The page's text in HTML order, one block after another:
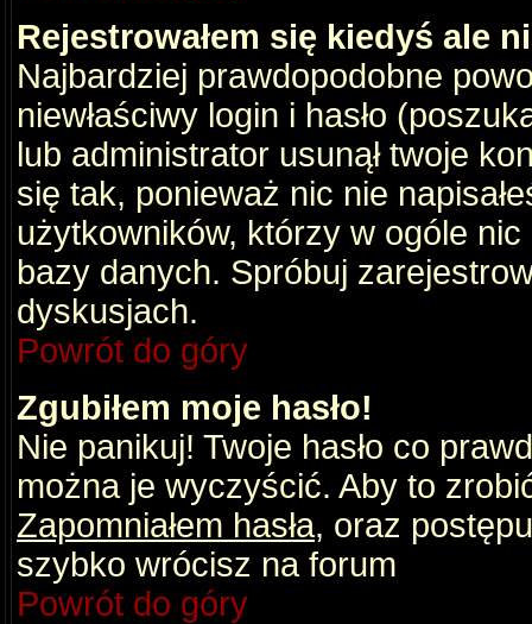
Rejestrowałem się kiedyś ale
Najbardziej prawdopodobne
niewłaściwy login i hasło
lub administrator usunął twoje
się tak, ponieważ nic nie
użytkowników, którzy w ogóle
bazy danych. Spróbuj
dyskusjach.
Powrót do góry
Zgubiłem moje hasło!
Nie panikuj! Twoje hasło co
można je wyczyścić. Aby to
Zapomniałem hasła, oraz
szybko wrócisz na forum
Powrót do góry